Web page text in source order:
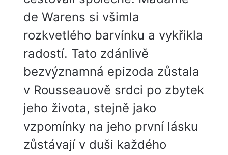
de Warens si všimla
rozkvetlého barvínku a vykřikla
radostí. Tato zdánlivě
bezvýznamná epizoda zůstala
v Rousseauově srdci po zbytek
jeho života, stejně jako
vzpomínky na jeho první lásku
zůstávají v duši každého